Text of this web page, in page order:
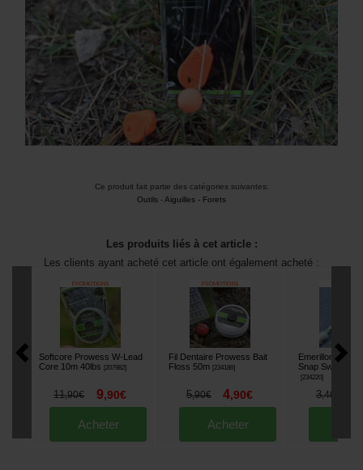
Ce produit fait partie des catégories suivantes:
Outils -Aiguilles - Forets
Les produits liés à cet article :
Les clients ayant acheté cet article ont également acheté :
Softcore Prowess W-Lead
Core 10m 40lbs [207982]
11,90€ 9,90€
Acheter
Fil Dentaire Prowess Bait
Floss 50m [234186]
5,90€ 4,90€
Acheter
Emerillon
Snap Swivel T4
[234220]
3,40